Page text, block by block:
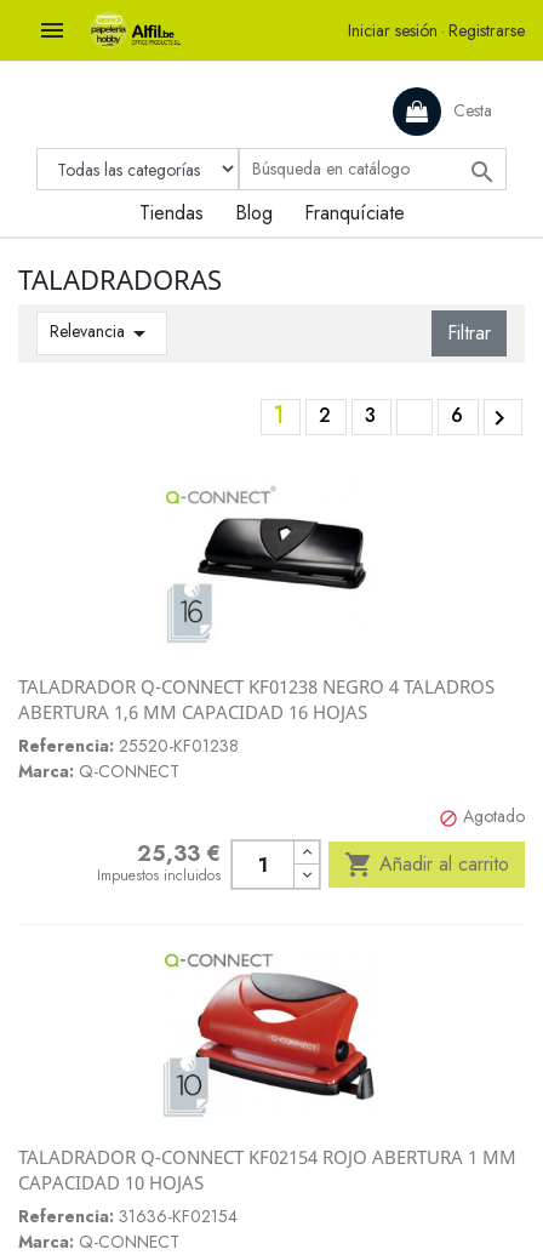
 Iniciar sesión · Registrarse
Cesta

Tiendas Blog Franquíciate
TALADRADORAS
Relevancia  Filtrar
1 2 3 6 
TALADRADOR Q-CONNECT KF01238 NEGRO 4 TALADROS
ABERTURA 1,6 MM CAPACIDAD 16 HOJAS
Referencia: 25520-KF01238
Marca: Q-CONNECT
 Agotado
Precio25,33 €
Impuestos incluidos  Añadir al carrito
TALADRADOR Q-CONNECT KF02154 ROJO ABERTURA 1 MM
CAPACIDAD 10 HOJAS
Referencia: 31636-KF02154
Marca: Q-CONNECT